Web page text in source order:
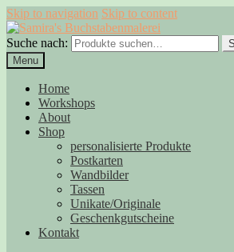
Skip to navigation Skip to content
Suche nach:
Menu
Home
Workshops
About
Shop
personalisierte Produkte
Postkarten
Wandbilder
Tassen
Unikate/Originale
Geschenkgutscheine
Kontakt